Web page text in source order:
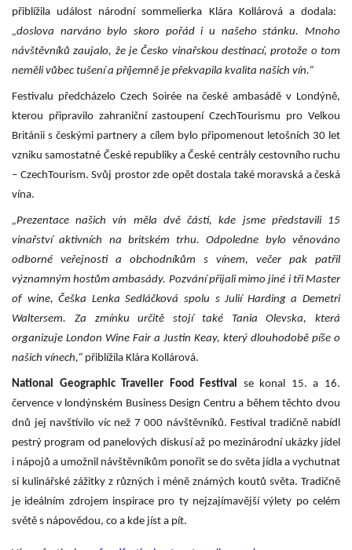
přiblížila událost národní sommelierka Klára Kollárová a dodala:
„doslova narváno bylo skoro pořád i u našeho stánku. Mnoho
návštěvníků zaujalo, že je Česko vinařskou destinací, protože o tom
neměli vůbec tušení a příjemně je překvapila kvalita našich vín.“
Festivalu předcházelo Czech Soirée na české ambasádě v Londýně,
kterou připravilo zahraniční zastoupení CzechTourismu pro Velkou
Británii s českými partnery a cílem bylo připomenout letošních 30 let
vzniku samostatné České republiky a České centrály cestovního ruchu
– CzechTourism. Svůj prostor zde opět dostala také moravská a česká
vína.
„Prezentace našich vín měla dvě části, kde jsme představili 15
vinařství aktivních na britském trhu. Odpoledne bylo věnováno
odborné veřejnosti a obchodníkům s vínem, večer pak patřil
významným hostům ambasády. Pozvání přijali mimo jiné i tři Master
of wine, Češka Lenka Sedláčková spolu s Julií Harding a Demetri
Waltersem. Za zmínku určitě stojí také Tania Olevska, která
organizuje London Wine Fair a Justin Keay, který dlouhodobě píše o
našich vínech,“ přiblížila Klára Kollárová.
National Geographic Traveller Food Festival se konal 15. a 16.
července v londýnském Business Design Centru a během těchto dvou
dnů jej navštívilo víc než 7 000 návštěvníků. Festival tradičně nabídl
pestrý program od panelových diskusí až po mezinárodní ukázky jídel
i nápojů a umožnil návštěvníkům ponořit se do světa jídla a vychutnat
si kulinářské zážitky z různých i méně známých koutů světa. Tradičně
je ideálním zdrojem inspirace pro ty nejzajímavější výlety po celém
světě s nápovědou, co a kde jíst a pít.